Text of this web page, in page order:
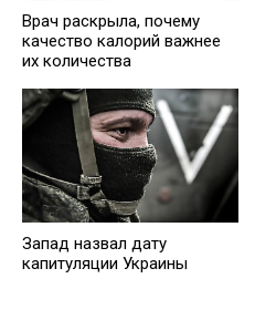
Врач раскрыла, почему
качество калорий важнее
их количества
Запад назвал дату
капитуляции Украины